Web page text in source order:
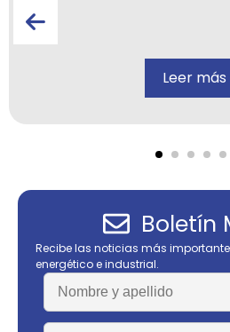
Leer más
Boletín
Recibe las noticias más
energético e industrial.